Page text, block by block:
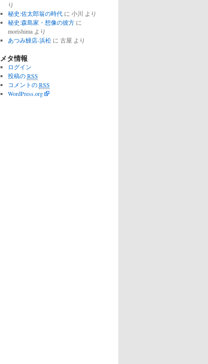
り
秘史:佐太郎翁の時代に 小川 より
秘史:森島家・想像の彼方に
morishimaより
あつみ鰻店-浜松に 古屋 より
メタ情報
ログイン
投稿のRSS
コメントのRSS
WordPress.org